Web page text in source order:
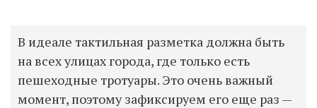
В идеале тактильная разметка должна быть
на всех улицах города, где только есть
пешеходные тротуары. Это очень важный
момент, поэтому зафиксируем его еще раз —